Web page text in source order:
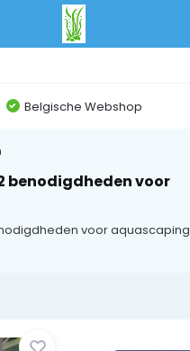
Gratis verzending vanaf € 60,-
benodigdheden voor
voor aquascaping